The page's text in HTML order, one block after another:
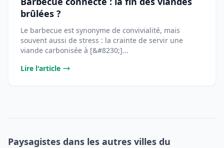
brûlées ?
Le barbecue est synonyme de convivialité, mais
souvent aussi de stress : la crainte de servir une
viande carbonisée à [&#8230;]...
Lire l'article
Paysagistes dans les autres villes du